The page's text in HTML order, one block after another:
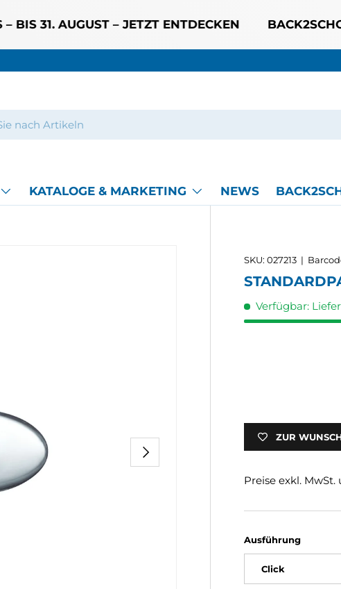
31. AUGUST – JETZT ENTDECKEN BACK2SCHOOL
KATALOGE & MARKETING NEWS
NÄCHSTE
SKU: 027213 |
Verfügbar:
ZUR
Preise exkl.
Ausführung
Click